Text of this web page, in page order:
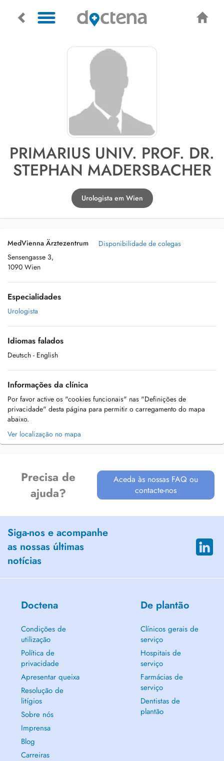
PRIMARIUS UNIV. PROF. DR.
STEPHAN MADERSBACHER
Urologista em Wien
MedVienna Ärztezentrum
Sensengasse 3,
1090 Wien
Disponibilidade de colegas
Especialidades
Urologista
Idiomas falados
Deutsch - English
Informações da clínica
Por favor active os "cookies funcionais" nas "Definições de
privacidade" desta página para permitir o carregamento do mapa
abaixo.
Ver localização no mapa
Precisa de
ajuda?
Aceda às nossas FAQ ou
contacte-nos
Siga-nos e acompanhe
as nossas últimas
notícias
Doctena
Condições de
utilização
Política de
privacidade
Apresentar queixa
Resolução de
litígios
Sobre nós
Imprensa
Blog
Carreiras
De plantão
Clínicos gerais de
serviço
Hospitais de
serviço
Farmácias de
serviço
Dentistas de
plantão